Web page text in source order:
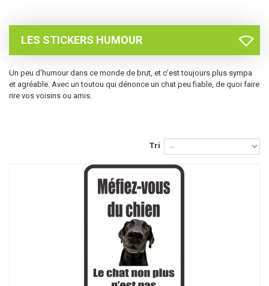
LES STICKERS HUMOUR
Un peu d’humour dans ce monde de brut, et c’est toujours plus sympa
et agréable. Avec un toutou qui dénonce un chat peu fiable, de quoi faire
rire vos voisins ou amis.
Tri